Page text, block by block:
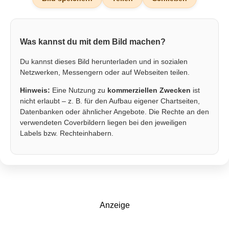
Was kannst du mit dem Bild machen?
Du kannst dieses Bild herunterladen und in sozialen
Netzwerken, Messengern oder auf Webseiten teilen.
Hinweis: Eine Nutzung zu kommerziellen Zwecken ist
nicht erlaubt – z. B. für den Aufbau eigener Chartseiten,
Datenbanken oder ähnlicher Angebote. Die Rechte an den
verwendeten Coverbildern liegen bei den jeweiligen
Labels bzw. Rechteinhabern.
Anzeige